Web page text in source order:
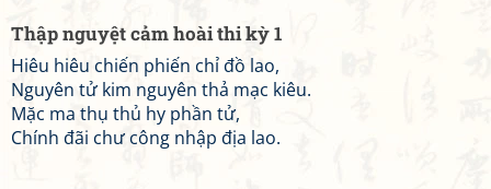
Thập nguyệt cảm hoài thi kỳ 1
Hiêu hiêu chiến phiến chỉ đồ lao,
Nguyên tử kim nguyên thả mạc kiêu.
Mặc ma thụ thủ hy phần tử,
Chính đãi chư công nhập địa lao.